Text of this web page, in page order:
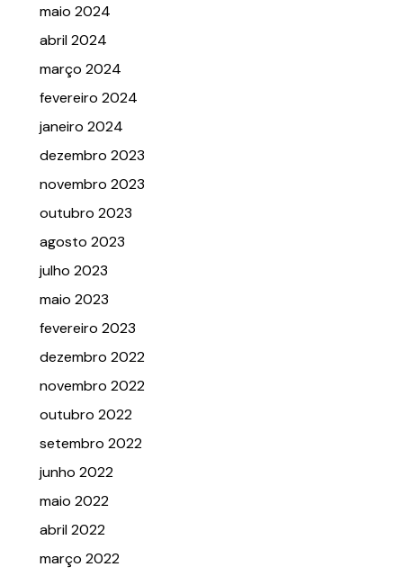
maio 2024
abril 2024
março 2024
fevereiro 2024
janeiro 2024
dezembro 2023
novembro 2023
outubro 2023
agosto 2023
julho 2023
maio 2023
fevereiro 2023
dezembro 2022
novembro 2022
outubro 2022
setembro 2022
junho 2022
maio 2022
abril 2022
março 2022